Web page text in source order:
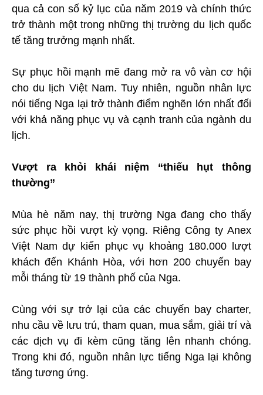
qua cả con số kỷ lục của năm 2019 và chính thức
trở thành một trong những thị trường du lịch quốc
tế tăng trưởng mạnh nhất.
Sự phục hồi mạnh mẽ đang mở ra vô vàn cơ hội
cho du lịch Việt Nam. Tuy nhiên, nguồn nhân lực
nói tiếng Nga lại trở thành điểm nghẽn lớn nhất đối
với khả năng phục vụ và cạnh tranh của ngành du
lịch.
Vượt ra khỏi khái niệm “thiếu hụt thông
thường”
Mùa hè năm nay, thị trường Nga đang cho thấy
sức phục hồi vượt kỳ vọng. Riêng Công ty Anex
Việt Nam dự kiến phục vụ khoảng 180.000 lượt
khách đến Khánh Hòa, với hơn 200 chuyến bay
mỗi tháng từ 19 thành phố của Nga.
Cùng với sự trở lại của các chuyến bay charter,
nhu cầu về lưu trú, tham quan, mua sắm, giải trí và
các dịch vụ đi kèm cũng tăng lên nhanh chóng.
Trong khi đó, nguồn nhân lực tiếng Nga lại không
tăng tương ứng.